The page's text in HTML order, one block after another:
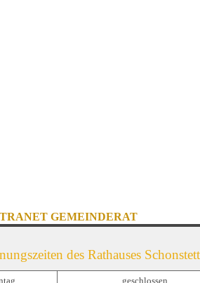
GEMEINDERAT
des Rathauses Schonstett
geschlossen